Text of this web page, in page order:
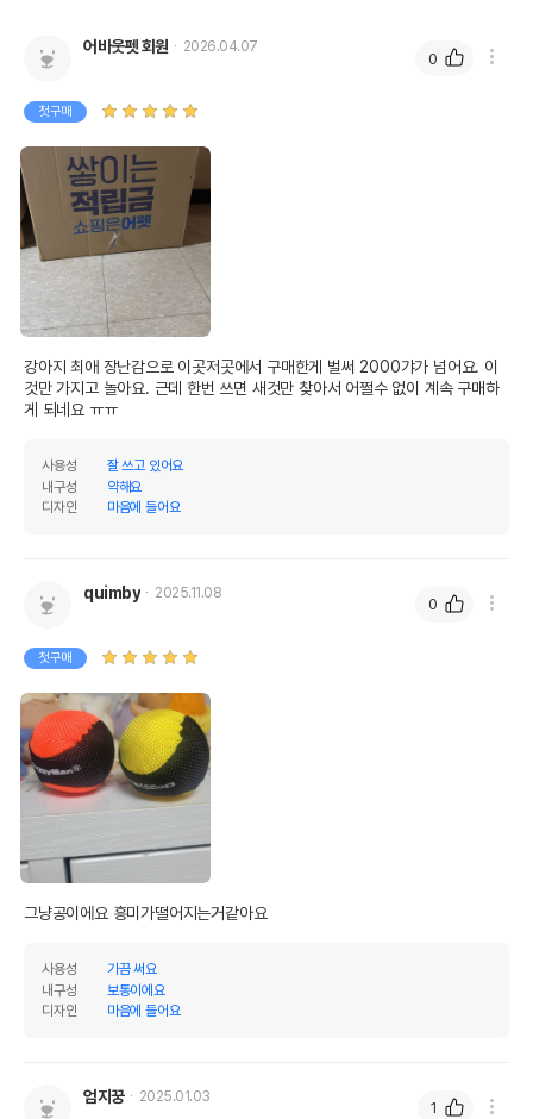
어바웃펫 회원 2026.04.07
첫구매
강아지 최애 장난감으로 이곳저곳에서 구매한게 벌써 2000갸가 넘어요. 이
것만 가지고 놀아요. 근데 한번 쓰면 새것만 찾아서 어쩔수 없이 계속 구매하
게 되네요 ㅠㅠ
사용성
잘 쓰고 있어요
내구성
약해요
디자인
마음에 들어요
0
quimby 2025.11.08
첫구매
그냥공이에요 흥미가떨어지는거같아요
사용성
가끔 써요
내구성
보통이에요
디자인
마음에 들어요
0
엄지꿍 2025.01.03
1